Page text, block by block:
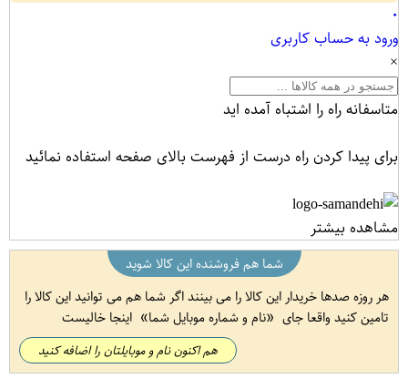
۰
ورود به حساب کاربری
×
متاسفانه راه را اشتباه آمده اید
برای پیدا کردن راه درست از فهرست بالای صفحه استفاده نمائید
مشاهده بیشتر
شما هم فروشنده این کالا شوید
هر روزه صدها خریدار این کالا را می بینند اگر شما هم می توانید این کالا را
تامین کنید واقعا جای
نام و شماره موبایل شما اینجا خالیست
هم اکنون نام و موبایلتان را اضافه کنید